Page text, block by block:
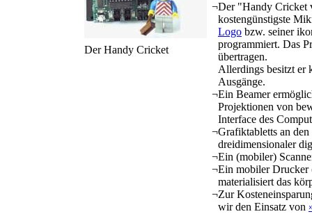
Der Handy Cricket
¬Der "Handy Cricket
kostengünstigste
Logo bzw. seiner
programmiert. Das
übertragen.
Allerdings besitzt er
Ausgänge.
¬Ein Beamer
Projektionen von
Interface des
¬Grafiktabletts an
dreidimensionaler
¬Ein (mobiler)
¬Ein mobiler Drucker
materialisiert das
¬Zur
wir den Einsatz von